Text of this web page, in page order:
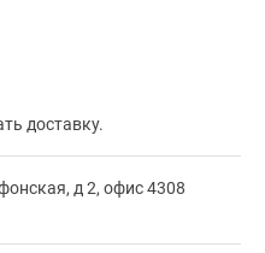
доставку.
д 2, офис 4308